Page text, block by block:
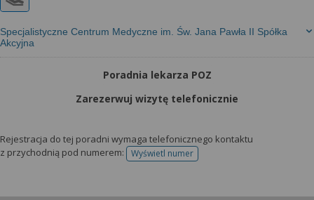
Specjalistyczne Centrum Medyczne im. Św. Jana Pawła II Spółka
Akcyjna
Poradnia lekarza POZ
Zarezerwuj wizytę telefonicznie
Rejestracja do tej poradni wymaga telefonicznego kontaktu
z przychodnią pod numerem:
Wyświetl numertelefonu do rejestracji